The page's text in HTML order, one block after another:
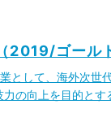
2019/ゴール
として、海外次世
の向上を目的と